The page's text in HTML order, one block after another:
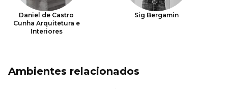
Daniel de Castro
Cunha Arquitetura e
Interiores
Sig Bergamin
Ambientes relacionados